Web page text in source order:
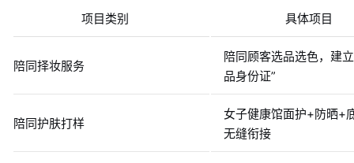
项目类别 具体项目
陪同择妆服务
陪同顾客选品选色，建
品身份证”
陪同护肤打样
女子健康馆面护+防晒+
无缝衔接